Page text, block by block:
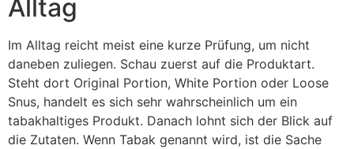
Alltag
Im Alltag reicht meist eine kurze Prüfung, um nicht
daneben zuliegen. Schau zuerst auf die Produktart.
Steht dort Original Portion, White Portion oder Loose
Snus, handelt es sich sehr wahrscheinlich um ein
tabakhaltiges Produkt. Danach lohnt sich der Blick auf
die Zutaten. Wenn Tabak genannt wird, ist die Sache